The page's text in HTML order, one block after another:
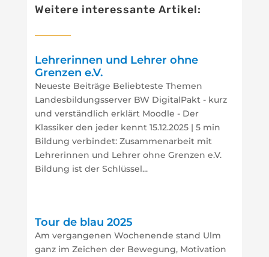
Weitere interessante Artikel:
Lehrerinnen und Lehrer ohne
Grenzen e.V.
Neueste Beiträge Beliebteste Themen
Landesbildungsserver BW DigitalPakt - kurz
und verständlich erklärt Moodle - Der
Klassiker den jeder kennt 15.12.2025 | 5 min
Bildung verbindet: Zusammenarbeit mit
Lehrerinnen und Lehrer ohne Grenzen e.V.
Bildung ist der Schlüssel...
Tour de blau 2025
Am vergangenen Wochenende stand Ulm
ganz im Zeichen der Bewegung, Motivation